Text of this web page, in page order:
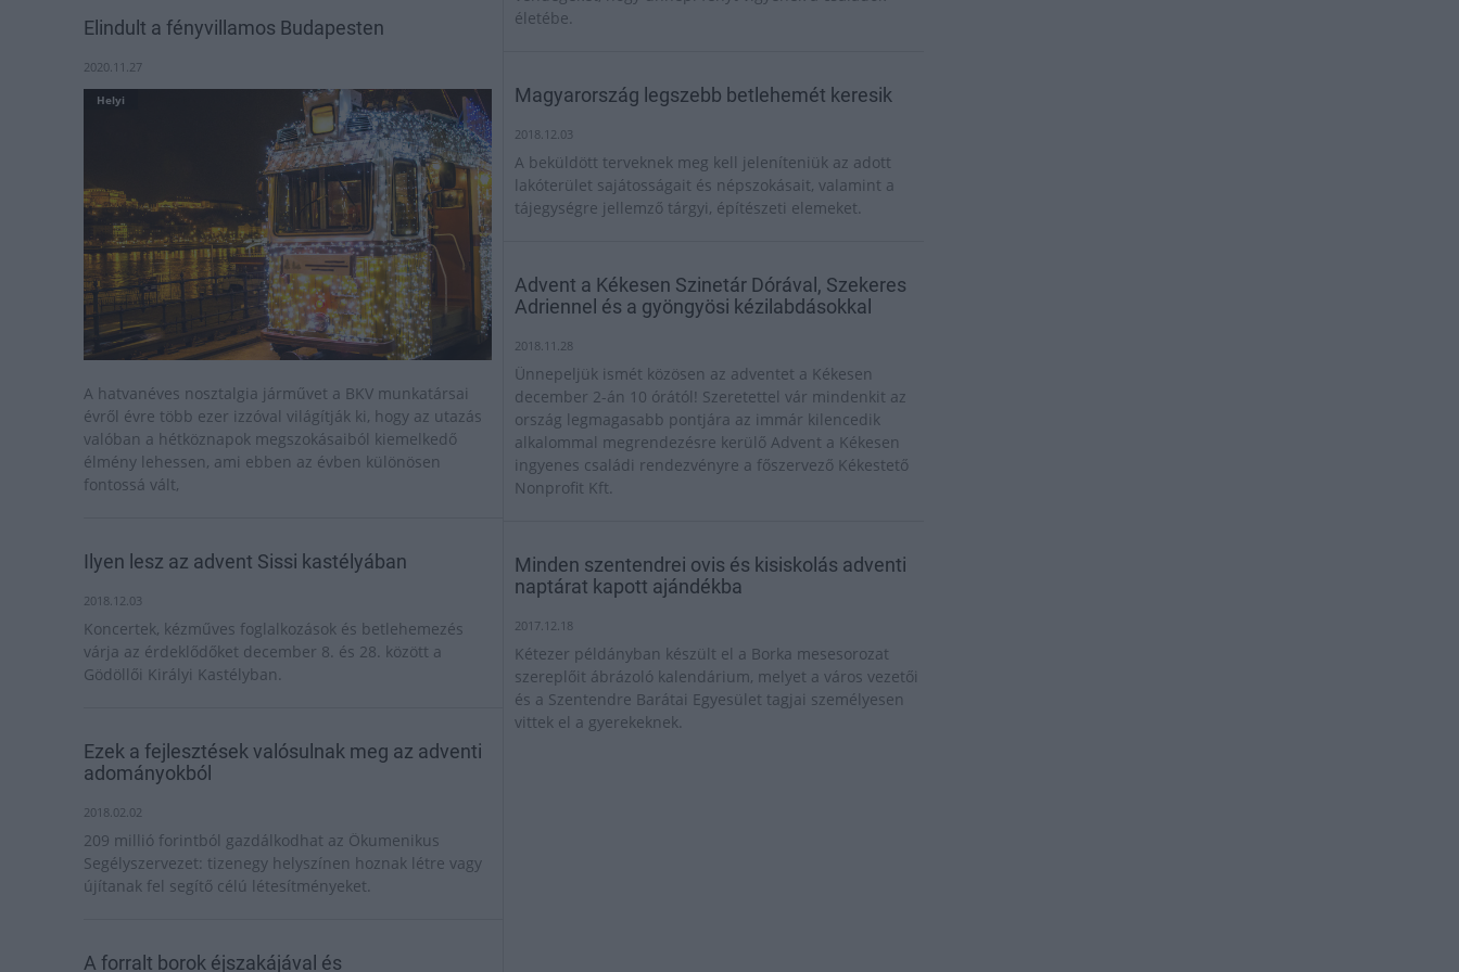
Elindult a fényvillamos Budapesten
2020.11.27
Helyi
A hatvanéves nosztalgia járművet a BKV munkatársai
évről évre több ezer izzóval világítják ki, hogy az utazás
valóban a hétköznapok megszokásaiból kiemelkedő
élmény lehessen, ami ebben az évben különösen
fontossá vált,
Ilyen lesz az advent Sissi kastélyában
2018.12.03
Koncertek, kézműves foglalkozások és betlehemezés
várja az érdeklődőket december 8. és 28. között a
Gödöllői Királyi Kastélyban.
Ezek a fejlesztések valósulnak meg az adventi
adományokból
2018.02.02
209 millió forintból gazdálkodhat az Ökumenikus
Segélyszervezet: tizenegy helyszínen hoznak létre vagy
újítanak fel segítő célú létesítményeket.
A forralt borok éjszakájával és
életébe.
Magyarország legszebb betlehemét keresik
2018.12.03
A beküldött terveknek meg kell jeleníteniük az adott
lakóterület sajátosságait és népszokásait, valamint a
tájegységre jellemző tárgyi, építészeti elemeket.
Advent a Kékesen Szinetár Dórával, Szekeres
Adriennel és a gyöngyösi kézilabdásokkal
2018.11.28
Ünnepeljük ismét közösen az adventet a Kékesen
december 2-án 10 órától! Szeretettel vár mindenkit az
ország legmagasabb pontjára az immár kilencedik
alkalommal megrendezésre kerülő Advent a Kékesen
ingyenes családi rendezvényre a főszervező Kékestető
Nonprofit Kft.
Minden szentendrei ovis és kisiskolás adventi
naptárat kapott ajándékba
2017.12.18
Kétezer példányban készült el a Borka mesesorozat
szereplőit ábrázoló kalendárium, melyet a város vezetői
és a Szentendre Barátai Egyesület tagjai személyesen
vittek el a gyerekeknek.